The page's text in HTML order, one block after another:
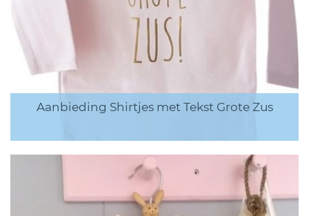
Aanbieding Shirtjes met Tekst Grote Zus